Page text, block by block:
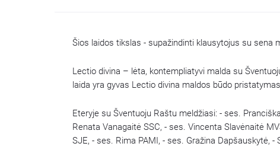
Šios laidos tikslas - supažindinti klausytojus su
Lectio divina – lėta, kontempliatyvi malda su
laida yra gyvas Lectio divina maldos būdo
Eteryje su Šventuoju Raštu meldžiasi: - ses.
Renata Vanagaitė SSC, - ses. Vincenta Slavėnaitė
SJE, - ses. Rima PAMI, - ses. Gražina Dapšauskytė, -